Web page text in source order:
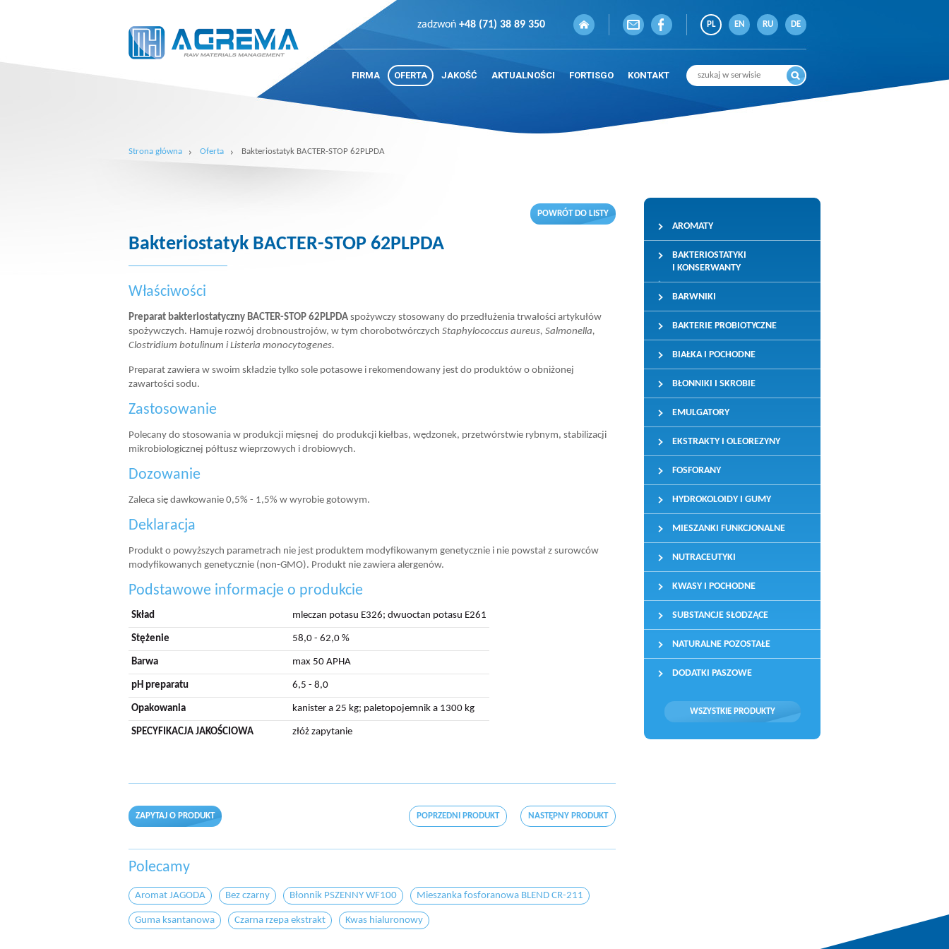
zadzwoń +48 (71) 38 89 350 PL EN RU DE
FIRMA OFERTA JAKOŚĆ AKTUALNOŚCI FORTISGO KONTAKT
Strona główna Oferta Bakteriostatyk BACTER-STOP 62PLPDA
AROMATY
BAKTERIOSTATYKI
I KONSERWANTY
BARWNIKI
BAKTERIE PROBIOTYCZNE
BIAŁKA I POCHODNE
BŁONNIKI I SKROBIE
EMULGATORY
EKSTRAKTY I OLEOREZYNY
FOSFORANY
HYDROKOLOIDY I GUMY
MIESZANKI FUNKCJONALNE
NUTRACEUTYKI
KWASY I POCHODNE
SUBSTANCJE SŁODZĄCE
NATURALNE POZOSTAŁE
DODATKI PASZOWE
WSZYSTKIE PRODUKTY
POWRÓT DO LISTY
Bakteriostatyk BACTER-STOP 62PLPDA
Właściwości
Preparat bakteriostatyczny BACTER-STOP 62PLPDA spożywczy stosowany do przedłużenia trwałości artykułów
spożywczych. Hamuje rozwój drobnoustrojów, w tym chorobotwórczych Staphylococcus aureus, Salmonella,
Clostridium botulinum i Listeria monocytogenes.
Preparat zawiera w swoim składzie tylko sole potasowe i rekomendowany jest do produktów o obniżonej
zawartości sodu.
Zastosowanie
Polecany do stosowania w produkcji mięsnej do produkcji kiełbas, wędzonek, przetwórstwie rybnym, stabilizacji
mikrobiologicznej półtusz wieprzowych i drobiowych.
Dozowanie
Zaleca się dawkowanie 0,5% - 1,5% w wyrobie gotowym.
Deklaracja
Produkt o powyższych parametrach nie jest produktem modyfikowanym genetycznie i nie powstał z surowców
modyfikowanych genetycznie (non-GMO). Produkt nie zawiera alergenów.
Podstawowe informacje o produkcie
Skład mleczan potasu E326; dwuoctan potasu E261
Stężenie 58,0 - 62,0 %
Barwa max 50 APHA
pH preparatu 6,5 - 8,0
Opakowania kanister a 25 kg; paletopojemnik a 1300 kg
SPECYFIKACJA JAKOŚCIOWA złóż zapytanie
ZAPYTAJ O PRODUKT POPRZEDNI PRODUKT NASTĘPNY PRODUKT
Polecamy
Aromat JAGODA Bez czarny Błonnik PSZENNY WF100 Mieszanka fosforanowa BLEND CR-211
Guma ksantanowa Czarna rzepa ekstrakt Kwas hialuronowy